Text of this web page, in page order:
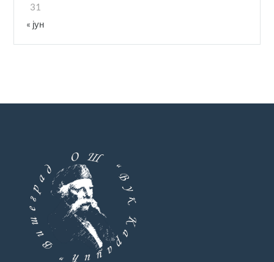
31
« јун